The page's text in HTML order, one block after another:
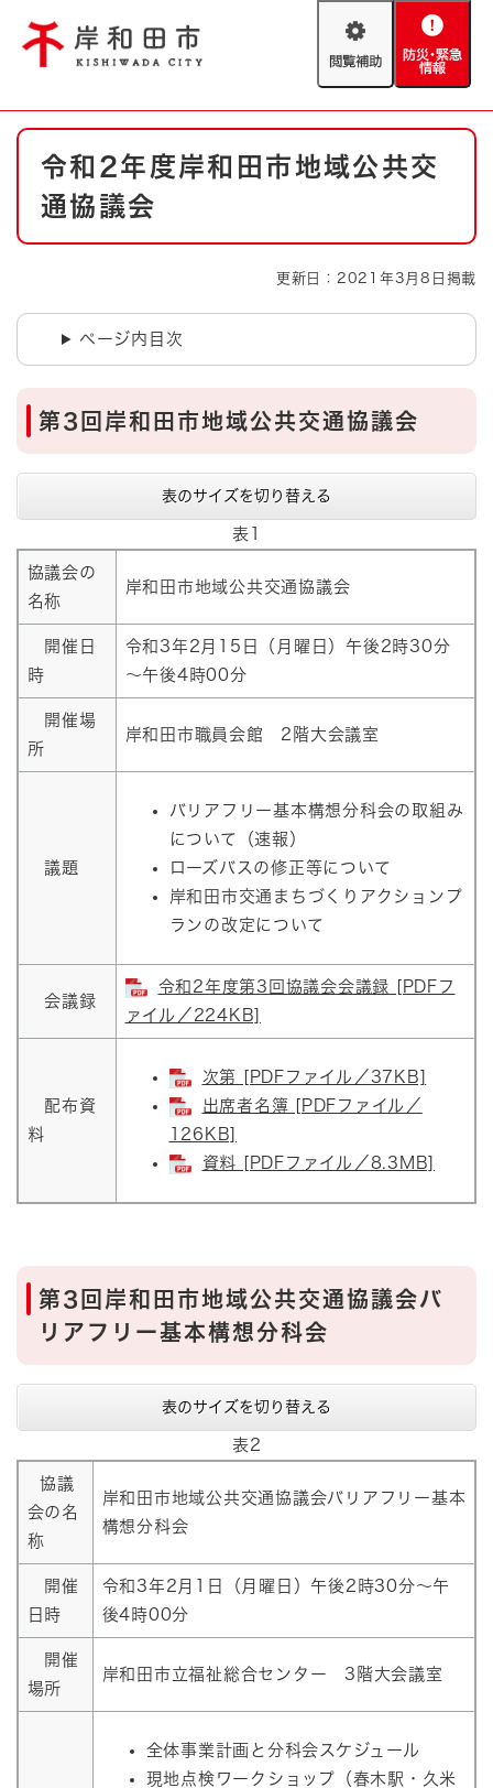
閲
助
防
緊
情
やさしい日本語
防災・緊急情報 救急・消防
ハザードマップ
本
令和2年度岸和田市地域公共交
通協議会
更新日：2021年3月8日掲載
ページ内目次
第3回岸和田市地域公共交通協議会
表のサイズを切り替える
表1
協議会の
名称
岸和田市地域公共交通協議会
開催日
時
令和3年2月15日（月曜日）午後2時30分
～午後4時00分
開催場
所
岸和田市職員会館 2階大会議室
議題
バリアフリー基本構想分科会の取組み
について（速報）
ローズバスの修正等について
岸和田市交通まちづくりアクションプ
ランの改定について
会議録
令和2年度第3回協議会会議録 [PDFフ
ァイル／224KB]
配布資
料
次第 [PDFファイル／37KB]
出席者名簿 [PDFファイル／
126KB]
資料 [PDFファイル／8.3MB]
第3回岸和田市地域公共交通協議会バ
リアフリー基本構想分科会
表のサイズを切り替える
表2
協議
会の名
称
岸和田市地域公共交通協議会バリアフリー基本
構想分科会
開催
日時
令和3年2月1日（月曜日）午後2時30分～午
後4時00分
開催
場所
岸和田市立福祉総合センター 3階大会議室
全体事業計画と分科会スケジュール
現地点検ワークショップ（春木駅・久米